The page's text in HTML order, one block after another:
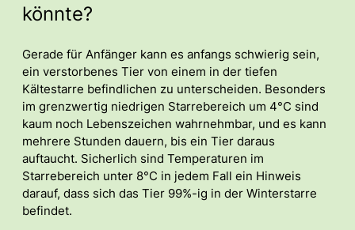
könnte?
Gerade für Anfänger kann es anfangs schwierig sein,
ein verstorbenes Tier von einem in der tiefen
Kältestarre befindlichen zu unterscheiden. Besonders
im grenzwertig niedrigen Starrebereich um 4°C sind
kaum noch Lebenszeichen wahrnehmbar, und es kann
mehrere Stunden dauern, bis ein Tier daraus
auftaucht. Sicherlich sind Temperaturen im
Starrebereich unter 8°C in jedem Fall ein Hinweis
darauf, dass sich das Tier 99%-ig in der Winterstarre
befindet.